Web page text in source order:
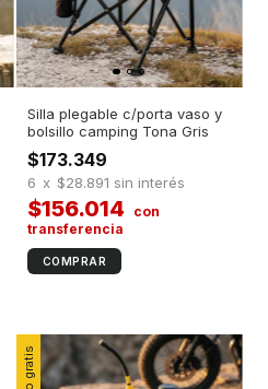
Silla plegable c/porta vaso y
bolsillo camping Tona Gris
$173.349
$156.014
6 x $28.891 sin interés